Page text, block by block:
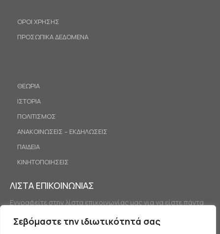
Σεβόμαστε την ιδιωτικότητά σας
ΟΡΟΙ ΧΡΗΣΗΣ
ΠΡΟΣΩΠΙΚΑ ΔΕΔΟΜΕΝΑ
ΘΕΩΡΙΑ
ΙΣΤΟΡΙΑ
ΠΟΛΙΤΙΣΜΟΣ
ΑΝΑΚΟΙΝΩΣΕΙΣ – ΕΚΔΗΛΩΣΕΙΣ
ΠΑΙΔΕΙΑ
ΚΙΝΗΤΟΠΟΙΗΣΕΙΣ
ΛΙΣΤΑ ΕΠΙΚΟΙΝΩΝΙΑΣ
Εγγραφείτε στην λίστα επικοινωνίας μας για να είστε πάντα